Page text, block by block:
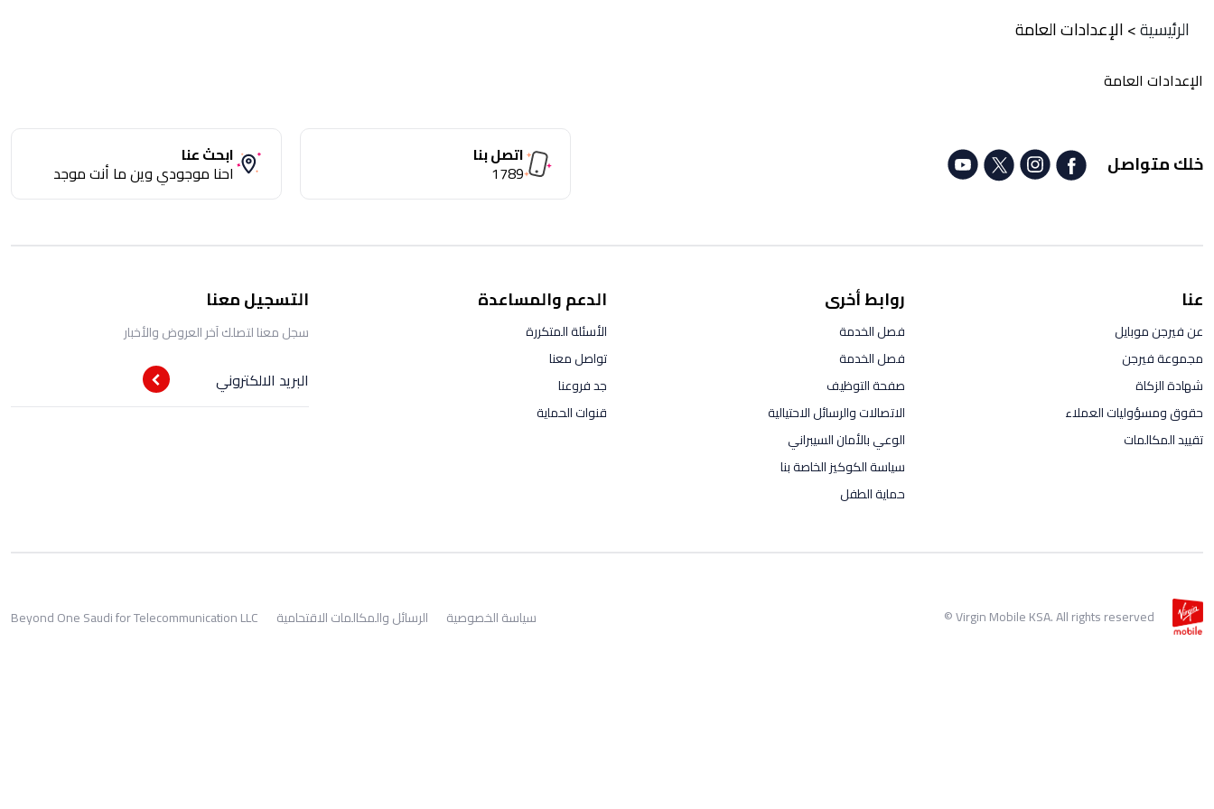
الرئيسية>الإعدادات العامة
الإعدادات العامة
خلك متواصل اتصل بنا
1789
ابحث عنا
احنا موجودي وين ما أنت موجد
عنا
عن فيرجن موبايل
مجموعة فيرجن
شهادة الزكاة
حقوق ومسؤوليات العملاء
تقييد المكالمات
روابط أخرى
فصل الخدمة
فصل الخدمة
صفحة التوظيف
الاتصالات والرسائل الاحتيالية
الوعي بالأمان السيبراني
سياسة الكوكيز الخاصة بنا
حماية الطفل
الدعم والمساعدة
الأسئلة المتكررة
تواصل معنا
جد فروعنا
قنوات الحماية
التسجيل معنا
سجل معنا لتصلك آخر العروض والأخبار
البريد الالكتروني
Virgin Mobile KSA. All rights reserved © سياسة الخصوصية الرسائل والمكالمات الاقتحامية Beyond One Saudi for Telecommunication LLC